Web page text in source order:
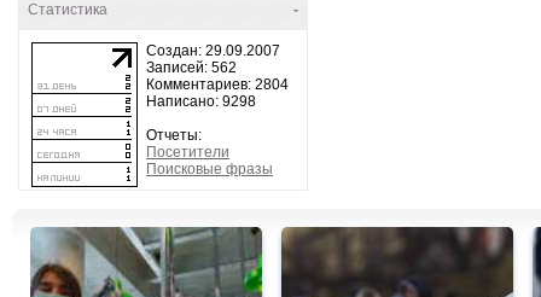
-
Статистика
Создан: 29.09.2007
Записей: 562
Комментариев: 2804
Написано: 9298
Отчеты:
Посетители
Поисковые фразы